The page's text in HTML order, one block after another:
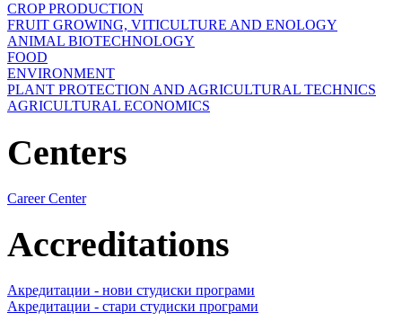
CROP PRODUCTION
FRUIT GROWING, VITICULTURE AND ENOLOGY
ANIMAL BIOTECHNOLOGY
FOOD
ENVIRONMENT
PLANT PROTECTION AND AGRICULTURAL TECHNICS
AGRICULTURAL ECONOMICS
Centers
Career Center
Accreditations
Акредитации - нови студиски програми
Акредитации - стари студиски програми